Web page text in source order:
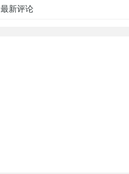
最新评论